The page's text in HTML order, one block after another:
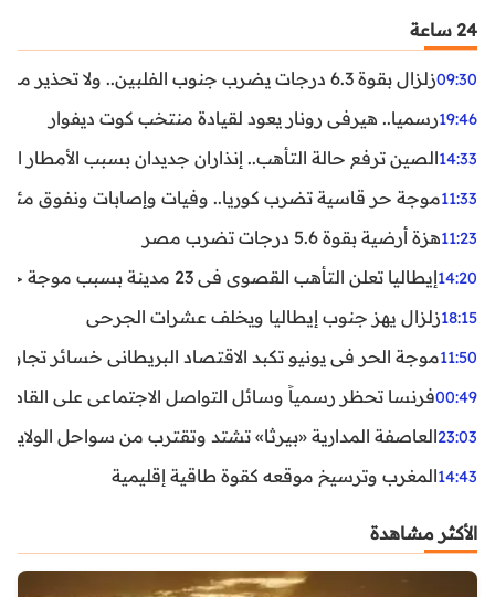
24 ساعة
09:30زلزال بقوة 6.3 درجات يضرب جنوب الفلبين.. ولا تحذير من تسونامي حتى الآن
19:46رسميا.. هيرفي رونار يعود لقيادة منتخب كوت ديفوار
14:33الصين ترفع حالة التأهب.. إنذاران جديدان بسبب الأمطار
11:33موجة حر قاسية تضرب كوريا.. وفيات وإصابات ونفوق مئات
11:23هزة أرضية بقوة 5.6 درجات تضرب مصر
14:20إيطاليا تعلن التأهب القصوى في 23 مدينة بسبب موجة حر شديدة
18:15زلزال يهز جنوب إيطاليا ويخلف عشرات الجرحى
11:50موجة الحر في يونيو تكبد الاقتصاد البريطاني خسائر تجاوزت 1.5 مليار
00:49فرنسا تحظر رسمياً وسائل التواصل الاجتماعي على القاصرين
23:03العاصفة المدارية «بيرثا» تشتد وتقترب من سواحل
14:43المغرب وترسيخ موقعه كقوة طاقية إقليمية
الأكثر مشاهدة